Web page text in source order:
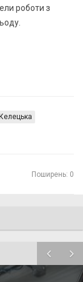
роботи з
Поширень: 0